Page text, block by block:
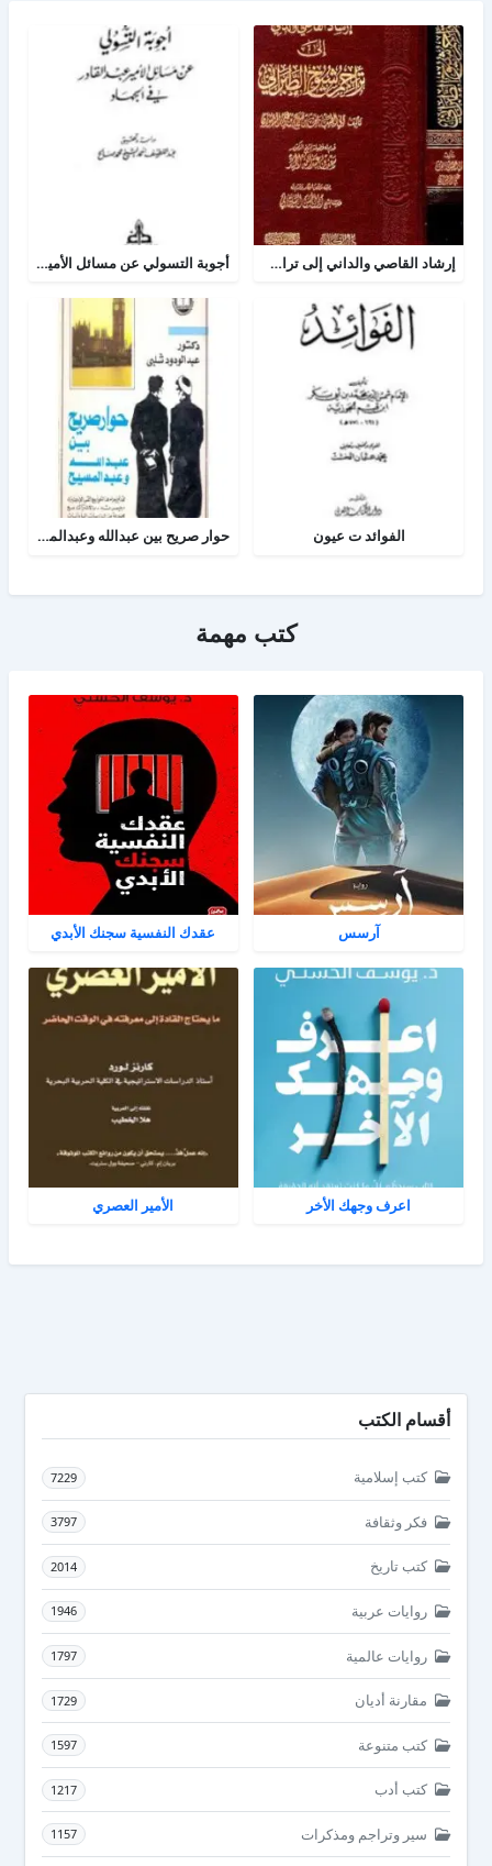
إرشاد القاصي والداني إلى تراجم شيوخ الطبراني أجوبة التسولي عن مسائل الأمير عبد القادر في الجهاد
الفوائد ت عيون حوار صريح بين عبدالله وعبدالمسيح
كتب مهمة
آرسس عقدك النفسية سجنك الأبدي
اعرف وجهك الأخر الأمير العصري
أقسام الكتب
كتب إسلامية 7229
فكر وثقافة 3797
كتب تاريخ 2014
روايات عربية 1946
روايات عالمية 1797
مقارنة أديان 1729
كتب متنوعة 1597
كتب أدب 1217
سير وتراجم ومذكرات 1157